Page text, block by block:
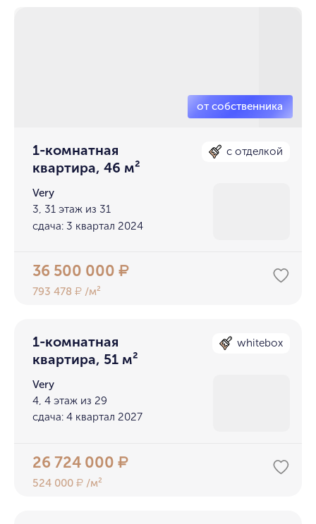
1-комнатная
квартира, 46 м²
с отделкой
Very
3, 31 этаж из 31
сдача: 3 квартал 2024
36 500 000₽
793 478₽ /м²
1-комнатная
квартира, 51 м²
whitebox
Very
4, 4 этаж из 29
сдача: 4 квартал 2027
26 724 000₽
524 000₽ /м²